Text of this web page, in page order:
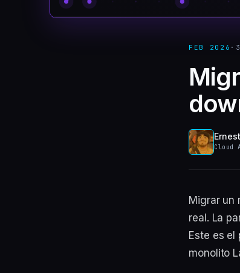
FEB 2026 ·
Cloud
Migrar un
real. La
Este es
monolito